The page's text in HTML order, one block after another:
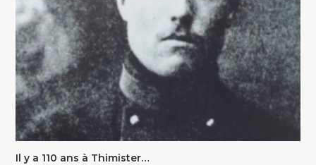
Il y a 110 ans à Thimister…